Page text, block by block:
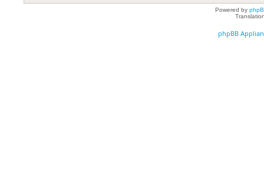
Powered by
phpBB